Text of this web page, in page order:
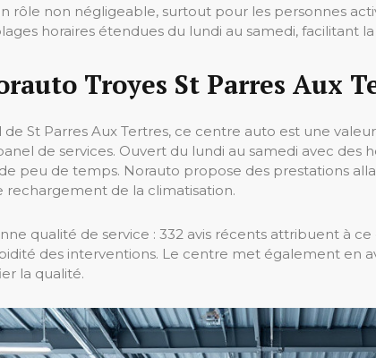
rôle non négligeable, surtout pour les personnes
horaires étendues du lundi au samedi, facilitant
Troyes St Parres Aux
St Parres Aux Tertres, ce centre auto est une
de services. Ouvert du lundi au samedi avec des
peu de temps. Norauto propose des prestations
de la climatisation.
qualité de service : 332 avis récents attribuent à
des interventions. Le centre met également en
la qualité.